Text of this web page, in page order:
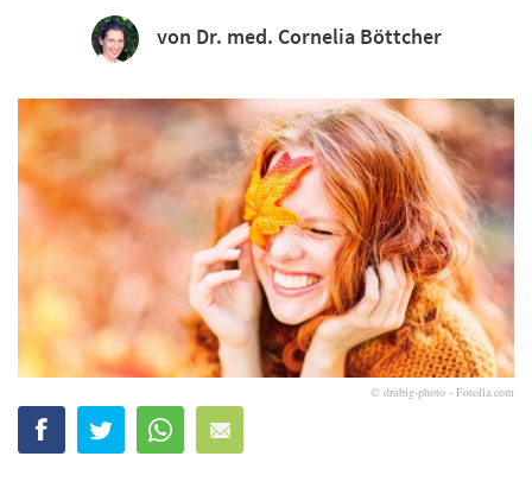
von Dr. med. Cornelia Böttcher
© drubig-photo - Fotolia.com